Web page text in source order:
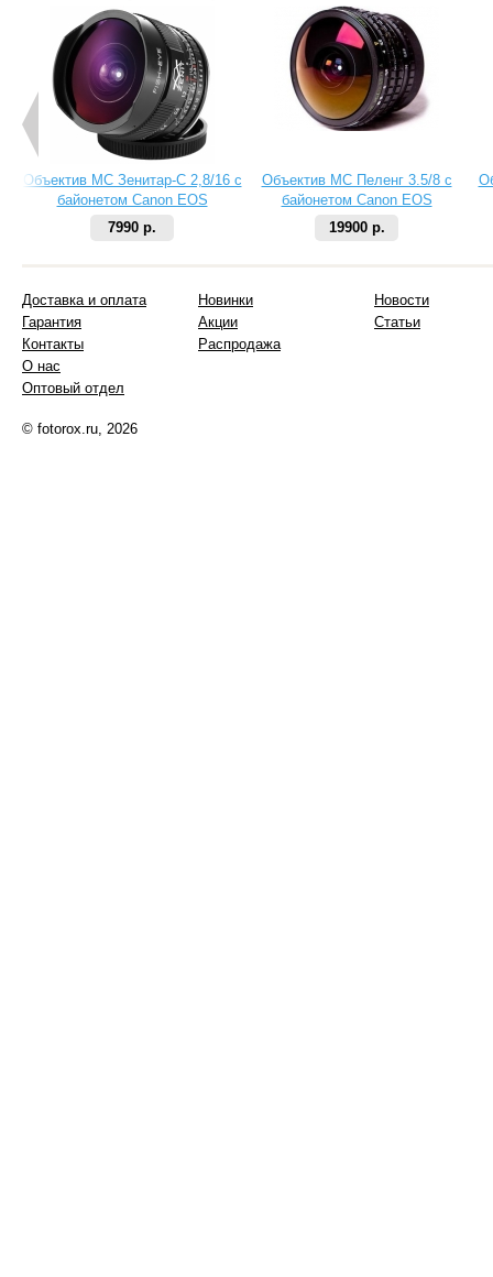
Объектив МС Зенитар-C 2,8/16 с
байонетом Canon EOS
7990 р.
Объектив МС Пеленг 3.5/8 с
байонетом Canon EOS
19900 р.
Доставка и оплата
Гарантия
Контакты
О нас
Оптовый отдел
Новинки
Акции
Распродажа
Новости
Статьи
© fotorox.ru, 2026